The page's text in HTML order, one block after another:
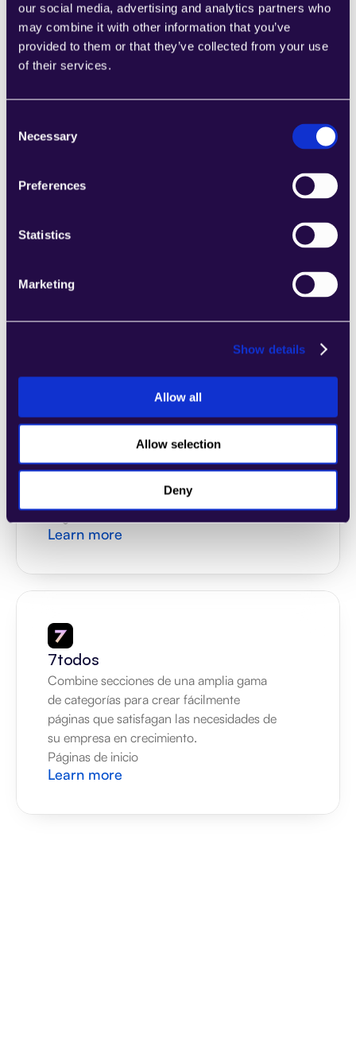
our social media, advertising and analytics partners who
may combine it with other information that you’ve
provided to them or that they’ve collected from your use
of their services.
Selection
Necessary
Preferences
Statistics
Marketing
Show details
Allow all
Allow selection
Deny
su empresa en crecimiento.
Páginas de inicio
Learn more
2markdown
páginas que satisfagan las necesidades de
Páginas de inicio
Learn more
4Dem
Combine secciones de una amplia gama
de categorías para crear fácilmente
su empresa en crecimiento.
Learn more
7todos
Combine secciones de una amplia gama
de categorías para crear fácilmente
páginas que satisfagan las necesidades de
su empresa en crecimiento.
Páginas de inicio
Learn more